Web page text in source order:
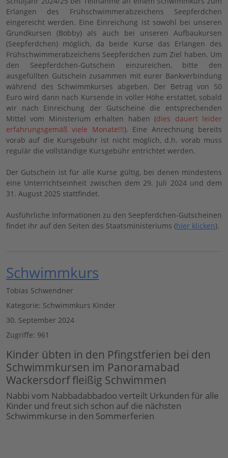
Erlangen des Frühschwimmerabzeichens Seepferdchen
eingereicht werden. Eine Einreichung ist sowohl bei unseren
Grundkursen (Bobby) als auch bei unseren Aufbaukursen
(Seepferdchen) möglich, da beide Kurse das Erlangen des
Frühschwimmerabzeichens Seepferdchen zum Ziel haben. Um
den Seepferdchen-Gutschein einzureichen, bitte den
ausgefüllten Gutschein zusammen mit eurer Bankverbindung
während des Schwimmkurses abgeben. Der Betrag von 50
Euro wird dann nach Kursende in voller Höhe erstattet, sobald
wir nach Einreichung der Gutscheine die entsprechenden
Mittel vom Ministerium erhalten haben (dies dauert leider
erfahrungsgemäß viele Monate!!!). Eine Anrechnung bereits
vorab auf die Kursgebühr ist nicht möglich, d.h. vorab muss
regulär die vollständige Kursgebühr entrichtet werden.
Der Gutschein ist für alle Kurse gültig, bei denen mindestens
eine Unterrichtseinheit zwischen dem 29. Juli 2024 und dem
31. August 2025 stattfindet.
Ausführliche Informationen zu den Seepferdchen-Gutscheinen
findet ihr auf den Seiten des Staatsministeriums (hier klicken).
Schwimmkurs
Tobias Schwendner
Kategorie: Schwimmkurs Kinder
30. September 2024
Zugriffe: 961
Kinder übten in den Pfingstferien bei den
Schwimmkursen im Panoramabad
Wackersdorf fleißig Schwimmen
Nabbi vom Nabbadabbadoo verteilt Urkunden für alle
Kinder und freut sich schon auf die nächsten
Schwimmkurse in den Sommerferien